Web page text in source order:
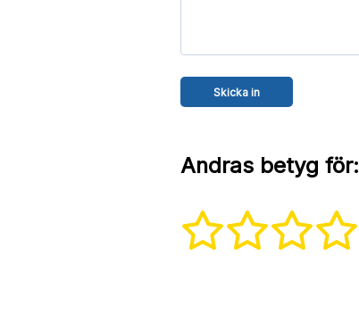
Andras betyg för: